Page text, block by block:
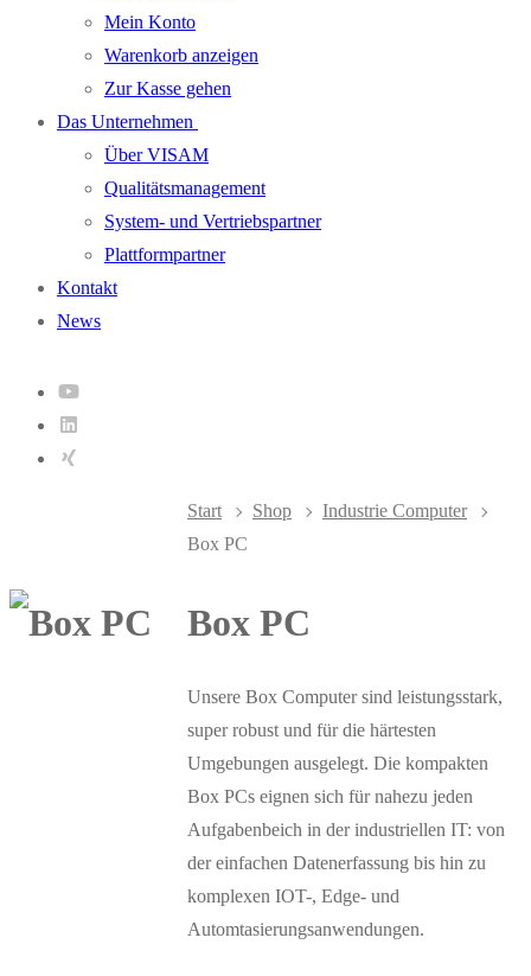
Mein Konto
Warenkorb anzeigen
Zur Kasse gehen
Das Unternehmen
Über VISAM
Qualitätsmanagement
System- und Vertriebspartner
Plattformpartner
Kontakt
News
Start Shop
Industrie Computer
Box PC
Box PC
Unsere Box Computer sind leistungsstark,
super robust und für die härtesten
Umgebungen ausgelegt. Die kompakten
Box PCs eignen sich für nahezu jeden
Aufgabenbeich in der industriellen IT: von
der einfachen Datenerfassung bis hin zu
komplexen IOT-, Edge- und
Automtasierungsanwendungen.